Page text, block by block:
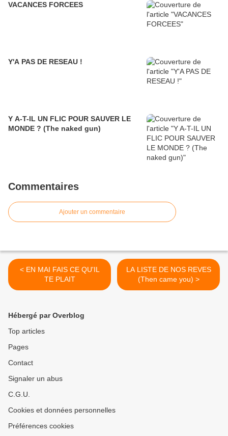
VACANCES FORCEES
Y'A PAS DE RESEAU !
Y A-T-IL UN FLIC POUR SAUVER LE
MONDE ? (The naked gun)
Commentaires
Ajouter un commentaire
< EN MAI FAIS CE QU'IL
TE PLAIT
LA LISTE DE NOS REVES
(Then came you) >
Hébergé par Overblog
Top articles
Pages
Contact
Signaler un abus
C.G.U.
Cookies et données personnelles
Préférences cookies